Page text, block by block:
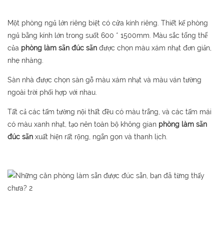
Một phòng ngủ lớn riêng biệt có cửa kính riêng. Thiết kế phòng
ngủ bằng kính lớn trong suốt 600 * 1500mm. Màu sắc tổng thể
của phòng làm sẵn đúc sẵn được chọn màu xám nhạt đơn giản,
nhẹ nhàng.
Sàn nhà được chọn sàn gỗ màu xám nhạt và màu ván tường
ngoài trời phối hợp với nhau.
Tất cả các tấm tường nội thất đều có màu trắng, và các tấm mái
có màu xanh nhạt, tạo nên toàn bộ không gian phòng làm sẵn
đúc sẵn xuất hiện rất rộng, ngắn gọn và thanh lịch.